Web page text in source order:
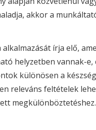
akkor a
írja elő,
helyzetben vannak-
különösen a
releváns feltételek
megkülönböztetéshez.